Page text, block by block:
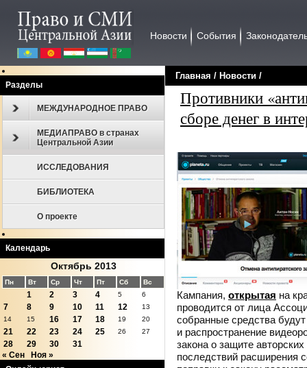
Новости События
Разделы
МЕЖДУНАРОДНОЕ ПРАВО
МЕДИАПРАВО в странах
Центральной Азии
ИССЛЕДОВАНИЯ
БИБЛИОТЕКА
О проекте
Календарь
Октябрь 2013
Пн Вт Ср Чт Пт Сб Вс
1 2 3 4 5 6
7 8 9 10 11 12
13
14
15 16 17 18 19 20
21 22 23 24 25 26 27
28 29 30
31
« Сен
Ноя »
Главная / Новости /
Противники
сборе денег в
Кампания, открытая на
проводится от лица
собранные средства
и распространение
закона о защите
последствий расширения